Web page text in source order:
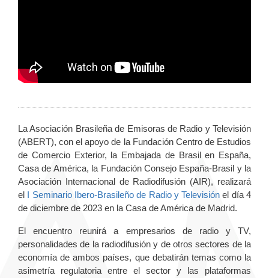
La Asociación Brasileña de Emisoras de Radio y Televisión
(ABERT), con el apoyo de la Fundación Centro de Estudios
de Comercio Exterior, la Embajada de Brasil en España,
Casa de América, la Fundación Consejo España-Brasil y la
Asociación Internacional de Radiodifusión (AIR), realizará
el I Seminario Ibero-Brasileño de Radio y Televisiónel día 4
de diciembre de 2023 en la Casa de América de Madrid.
El encuentro reunirá a empresarios de radio y TV,
personalidades de la radiodifusión y de otros sectores de la
economía de ambos países, que debatirán temas como la
asimetría regulatoria entre el sector y las plataformas